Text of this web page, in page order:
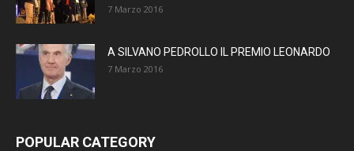
7 Marzo 2016
A SILVANO PEDROLLO IL PREMIO LEONARDO
7 Marzo 2016
POPULAR CATEGORY